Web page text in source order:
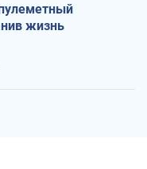
жизнь